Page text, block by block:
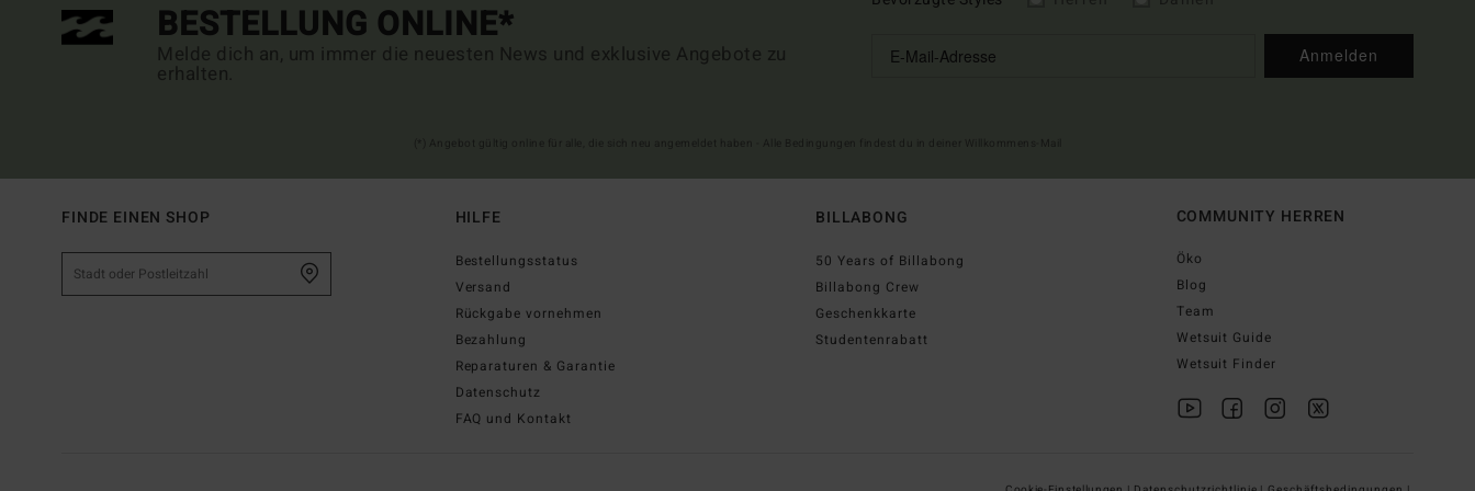
BESTELLUNG ONLINE*
Melde dich an, um immer die neuesten News und exklusive Angebote zu
erhalten.
Anmelden
FINDE EINEN SHOP HILFE
Bestellungsstatus
Versand
Rückgabe vornehmen
Bezahlung
Reparaturen & Garantie
Datenschutz
FAQ und Kontakt
BILLABONG
50 Years of Billabong
Billabong Crew
Geschenkkarte
Studentenrabatt
COMMUNITY HERREN
Öko
Blog
Team
Wetsuit Guide
Wetsuit Finder